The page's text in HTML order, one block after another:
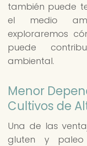
también puede
el medio
exploraremos
puede
ambiental.
Menor
Cultivos de
Una de las
gluten y